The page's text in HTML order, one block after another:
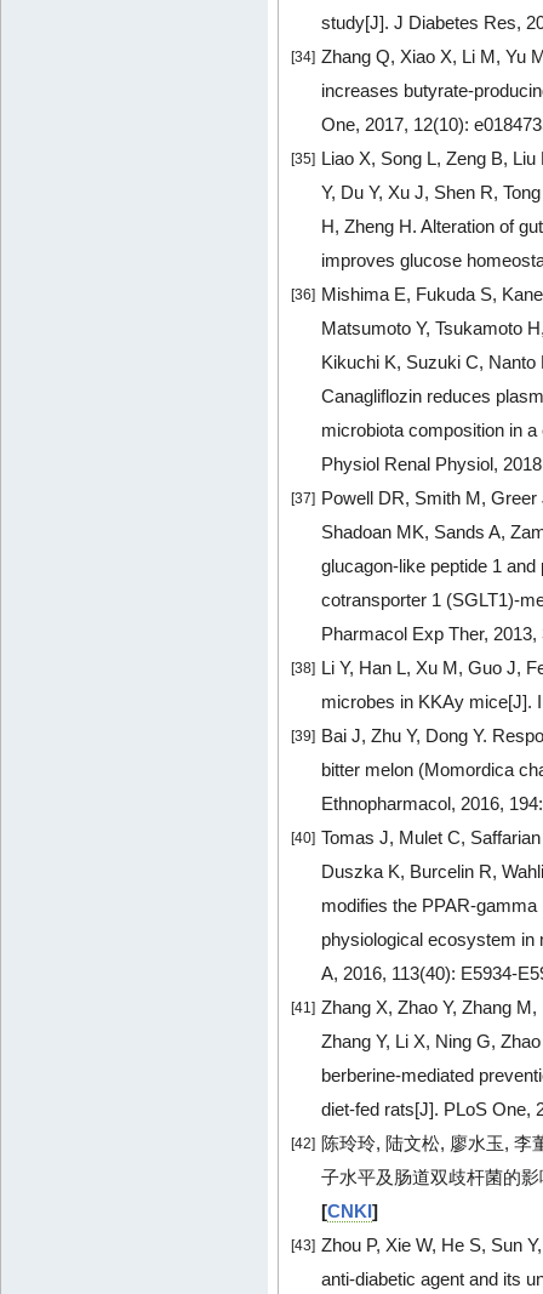
study[J]. J Diabetes Res,
[34] Zhang Q, Xiao X, Li M, Yu
increases butyrate-
One, 2017, 12(10):
[35] Liao X, Song L, Zeng B,
Y, Du Y, Xu J, Shen R,
H, Zheng H. Alteration of
improves glucose
[36] Mishima E, Fukuda S,
Matsumoto Y, Tsukamoto
Kikuchi K, Suzuki C, Nanto
Canagliflozin reduces
microbiota composition in
Physiol Renal Physiol,
[37] Powell DR, Smith M,
Shadoan MK, Sands A,
glucagon-like peptide 1
cotransporter 1 (SGLT1)-
Pharmacol Exp Ther,
[38] Li Y, Han L, Xu M, Guo J,
microbes in KKAy mice[J].
[39] Bai J, Zhu Y, Dong Y.
bitter melon (Momordica
Ethnopharmacol, 2016,
[40] Tomas J, Mulet C,
Duszka K, Burcelin R,
modifies the PPAR-
physiological ecosystem in
A, 2016, 113(40): E5934-
[41] Zhang X, Zhao Y, Zhang
Zhang Y, Li X, Ning G,
berberine-mediated
diet-fed rats[J]. PLoS One,
[42] 陈玲玲, 陆文松, 廖水玉, 李
子水平及肠道双歧杆菌的
[CNKI]
[43] Zhou P, Xie W, He S, Sun
anti-diabetic agent and its